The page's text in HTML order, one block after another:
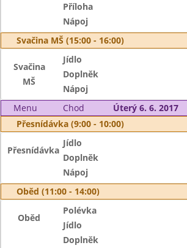
Příloha
Nápoj
Svačina MŠ (15:00 - 16:00)
Svačina
MŠ
Jídlo
Doplněk
Nápoj
Menu
Chod
Úterý 6. 6. 2017
Přesnídávka (9:00 - 10:00)
Přesnídávka
Jídlo
Doplněk
Nápoj
Oběd (11:00 - 14:00)
Oběd
Polévka
Jídlo
Doplněk